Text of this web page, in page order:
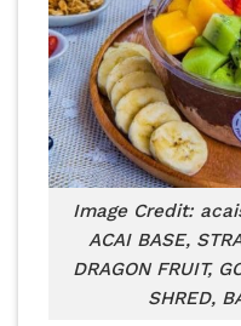
Image Credit:
ACAI BASE,
DRAGON FRUIT,
SHRED,